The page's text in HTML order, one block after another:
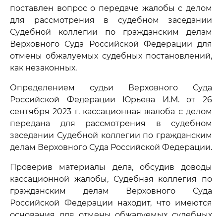
поставлен вопрос о передаче жалобы с делом
для рассмотрения в судебном заседании
Судебной коллегии по гражданским делам
Верховного Суда Российской Федерации для
отмены обжалуемых судебных постановлений,
как незаконных.
Определением судьи Верховного Суда
Российской Федерации Юрьева И.М. от 26
сентября 2023 г. кассационная жалоба с делом
передана для рассмотрения в судебном
заседании Судебной коллегии по гражданским
делам Верховного Суда Российской Федерации.
Проверив материалы дела, обсудив доводы
кассационной жалобы, Судебная коллегия по
гражданским делам Верховного Суда
Российской Федерации находит, что имеются